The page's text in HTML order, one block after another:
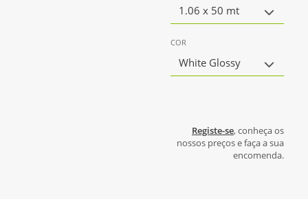
1.06 x 50 mt
COR
White Glossy
Registe-se, conheça os
nossos preços e faça a sua
encomenda.